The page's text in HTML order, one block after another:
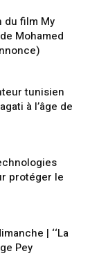
du film My
Mohamed
tunisien
à l’âge de
protéger le
| ‘‘La
Pey